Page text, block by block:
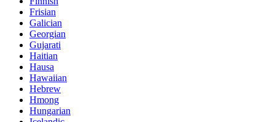
Frisian
Galician
Georgian
Gujarati
Haitian
Hausa
Hawaiian
Hebrew
Hmong
Hungarian